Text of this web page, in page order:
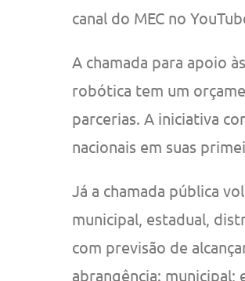
canal do MEC no
A chamada para apoio
robótica tem um
parcerias. A iniciativa
nacionais em suas
Já a chamada pública
municipal, estadual,
com previsão de
abrangência: